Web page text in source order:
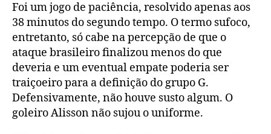
Foi um jogo de paciência, resolvido apenas aos
38 minutos do segundo tempo. O termo sufoco,
entretanto, só cabe na percepção de que o
ataque brasileiro finalizou menos do que
deveria e um eventual empate poderia ser
traiçoeiro para a definição do grupo G.
Defensivamente, não houve susto algum. O
goleiro Alisson não sujou o uniforme.